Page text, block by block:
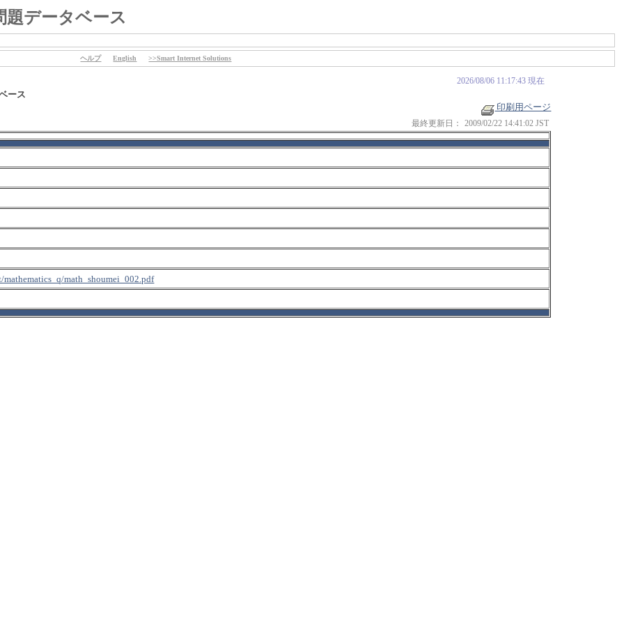
データベース
ヘルプ English >>Smart Internet Solutions
2026/08/06 11:17:43 現在
ース
印刷用ページ
最終更新日： 2009/02/22 14:41:02 JST
math_shoumei_002.pdf